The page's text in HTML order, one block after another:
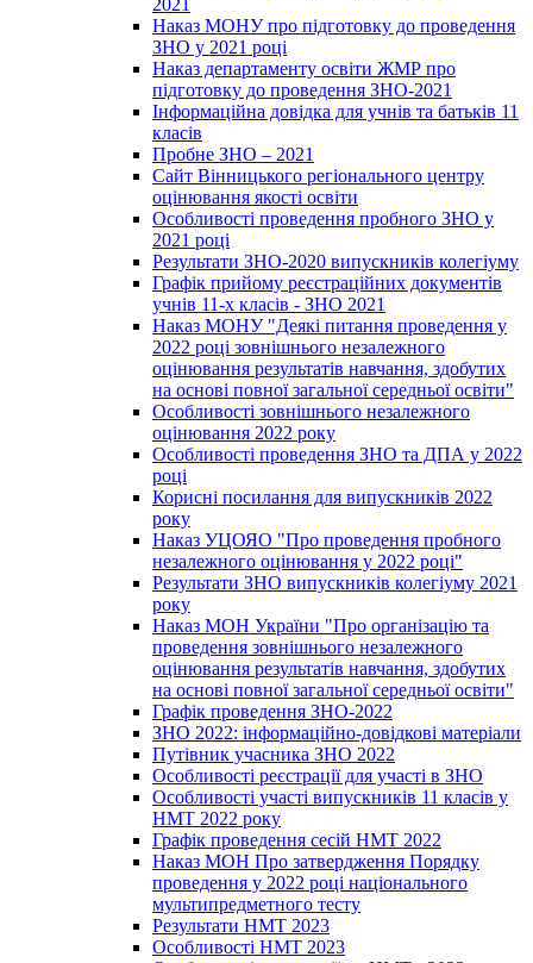
2021
Наказ МОНУ про підготовку до проведення
ЗНО у 2021 році
Наказ департаменту освіти ЖМР про
підготовку до проведення ЗНО-2021
Інформаційна довідка для учнів та батьків 11
класів
Пробне ЗНО – 2021
Сайт Вінницького регіонального центру
оцінювання якості освіти
Особливості проведення пробного ЗНО у
2021 році
Результати ЗНО-2020 випускників колегіуму
Графік прийому реєстраційних документів
учнів 11-х класів - ЗНО 2021
Наказ МОНУ "Деякі питання проведення у
2022 році зовнішнього незалежного
оцінювання результатів навчання, здобутих
на основі повної загальної середньої освіти"
Особливості зовнішнього незалежного
оцінювання 2022 року
Особливості проведення ЗНО та ДПА у 2022
році
Корисні посилання для випускників 2022
року
Наказ УЦОЯО "Про проведення пробного
незалежного оцінювання у 2022 році"
Результати ЗНО випускників колегіуму 2021
року
Наказ МОН України "Про організацію та
проведення зовнішнього незалежного
оцінювання результатів навчання, здобутих
на основі повної загальної середньої освіти"
Графік проведення ЗНО-2022
ЗНО 2022: інформаційно-довідкові матеріали
Путівник учасника ЗНО 2022
Особливості реєстрації для участі в ЗНО
Особливості участі випускників 11 класів у
НМТ 2022 року
Графік проведення сесій НМТ 2022
Наказ МОН Про затвердження Порядку
проведення у 2022 році національного
мультипредметного тесту
Результати НМТ 2023
Особливості НМТ 2023